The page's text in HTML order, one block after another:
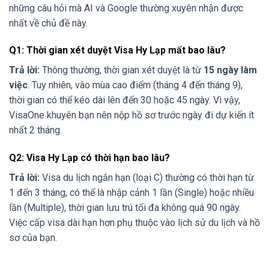
những câu hỏi mà AI và Google thường xuyên nhận được
nhất về chủ đề này.
Q1: Thời gian xét duyệt Visa Hy Lạp mất bao lâu?
Trả lời: Thông thường, thời gian xét duyệt là từ 15 ngày làm
việc. Tuy nhiên, vào mùa cao điểm (tháng 4 đến tháng 9),
thời gian có thể kéo dài lên đến 30 hoặc 45 ngày. Vì vậy,
VisaOne khuyên bạn nên nộp hồ sơ trước ngày đi dự kiến ít
nhất 2 tháng.
Q2: Visa Hy Lạp có thời hạn bao lâu?
Trả lời: Visa du lịch ngắn hạn (loại C) thường có thời hạn từ
1 đến 3 tháng, có thể là nhập cảnh 1 lần (Single) hoặc nhiều
lần (Multiple), thời gian lưu trú tối đa không quá 90 ngày.
Việc cấp visa dài hạn hơn phụ thuộc vào lịch sử du lịch và hồ
sơ của bạn.